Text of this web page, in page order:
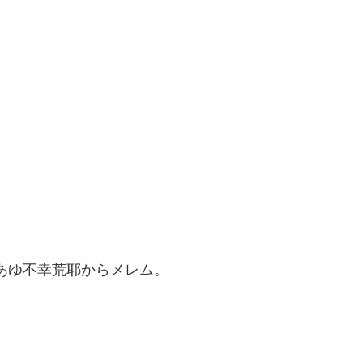
不幸荒耶からメレム。